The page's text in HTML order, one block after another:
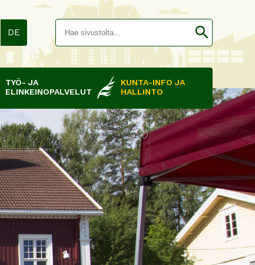
DE search
TYÖ- JA
ELINKEINOPALVELUT
KUNTA-INFO JA
HALLINTO